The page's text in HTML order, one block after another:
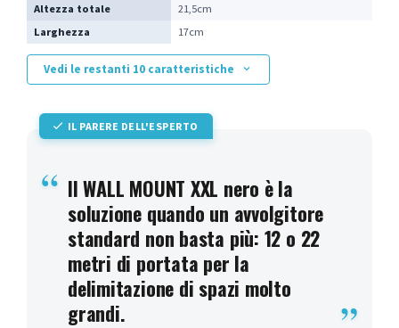
Altezza totale
21,5cm
Larghezza
17cm
Vedi le restanti 10 caratteristiche
IL PARERE DELL'ESPERTO
Il WALL MOUNT XXL nero è la
soluzione quando un avvolgitore
standard non basta più: 12 o 22
metri di portata per la
delimitazione di spazi molto
grandi.